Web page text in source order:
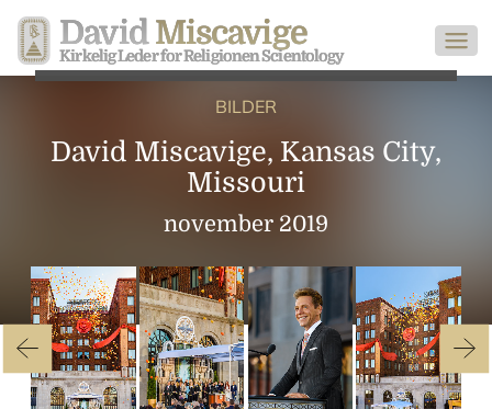
David Miscavige
Kirkelig Leder for Religionen Scientology
BILDER
David Miscavige, Kansas City,
Missouri
november 2019